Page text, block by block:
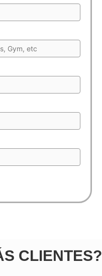
CLIENTES?